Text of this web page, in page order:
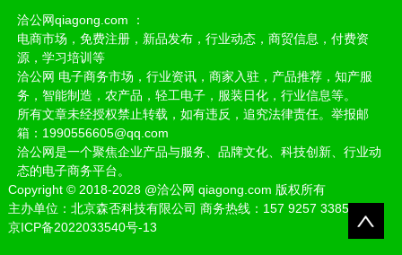
洽公网qiagong.com ：
电商市场，免费注册，新品发布，行业动态，商贸信息，付费资
源，学习培训等
洽公网 电子商务市场，行业资讯，商家入驻，产品推荐，知产服
务，智能制造，农产品，轻工电子，服装日化，行业信息等。
所有文章未经授权禁止转载，如有违反，追究法律责任。举报邮
箱：1990556605@qq.com
洽公网是一个聚焦企业产品与服务、品牌文化、科技创新、行业动
态的电子商务平台。
Copyright ©2018-2028 @洽公网 qiagong.com 版权所有
主办单位：北京森否科技有限公司 商务热线：157 9257 3385
京ICP备2022033540号-13